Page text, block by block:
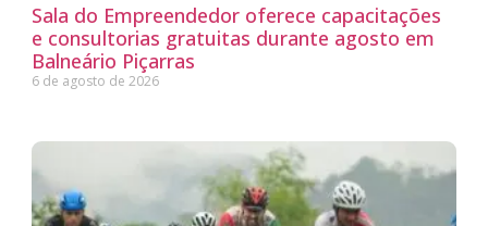
Sala do Empreendedor oferece capacitações
e consultorias gratuitas durante agosto em
Balneário Piçarras
6 de agosto de 2026